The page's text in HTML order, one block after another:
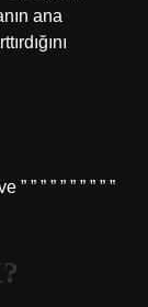
ana
” ” ” ” ” ” ” ”